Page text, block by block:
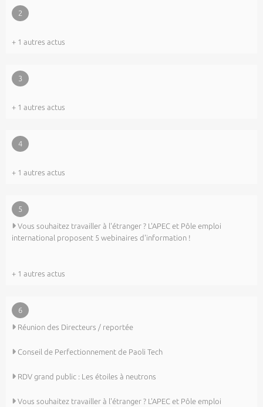
2
+ 1 autres actus
3
+ 1 autres actus
4
+ 1 autres actus
5
Vous souhaitez travailler à l'étranger ? L'APEC et Pôle emploi
international proposent 5 webinaires d'information !
+ 1 autres actus
6
Réunion des Directeurs / reportée
Conseil de Perfectionnement de Paoli Tech
RDV grand public : Les étoiles à neutrons
Vous souhaitez travailler à l'étranger ? L'APEC et Pôle emploi